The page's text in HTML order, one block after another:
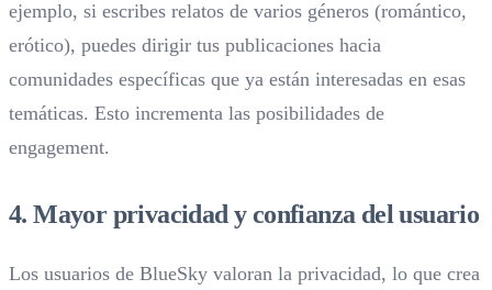
ejemplo, si escribes relatos de varios géneros (romántico,
erótico), puedes dirigir tus publicaciones hacia
comunidades específicas que ya están interesadas en esas
temáticas. Esto incrementa las posibilidades de
engagement.
4. Mayor privacidad y confianza del usuario
Los usuarios de BlueSky valoran la privacidad, lo que crea